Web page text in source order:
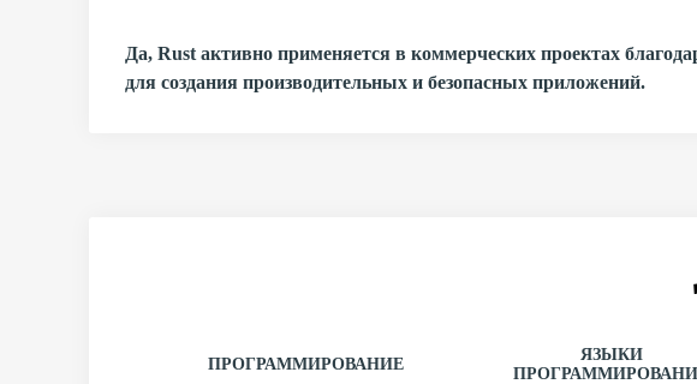
Да, Rust активно применяется в коммерческих проектах
для создания производительных и безопасных приложений.
ПРОГРАММИРОВАНИЕ
ЯЗЫКИ